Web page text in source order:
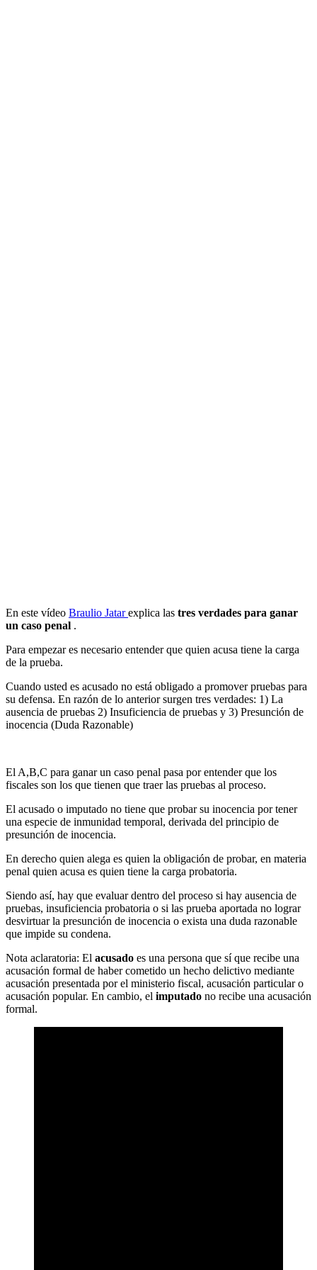
En este vídeo Braulio Jatarexplica las tres verdades para ganar
un caso penal .
Para empezar es necesario entender que quien acusa tiene la carga
de la prueba.
Cuando usted es acusado no está obligado a promover pruebas para
su defensa. En razón de lo anterior surgen tres verdades: 1) La
ausencia de pruebas 2) Insuficiencia de pruebas y 3) Presunción de
inocencia (Duda Razonable)
El A,B,C para ganar un caso penal pasa por entender que los
fiscales son los que tienen que traer las pruebas al proceso.
El acusado o imputado no tiene que probar su inocencia por tener
una especie de inmunidad temporal, derivada del principio de
presunción de inocencia.
En derecho quien alega es quien la obligación de probar, en materia
penal quien acusa es quien tiene la carga probatoria.
Siendo así, hay que evaluar dentro del proceso si hay ausencia de
pruebas, insuficiencia probatoria o si las prueba aportada no lograr
desvirtuar la presunción de inocencia o exista una duda razonable
que impide su condena.
Nota aclaratoria: El acusado es una persona que sí que recibe una
acusación formal de haber cometido un hecho delictivo mediante
acusación presentada por el ministerio fiscal, acusación particular o
acusación popular. En cambio, el imputado no recibe una acusación
formal.